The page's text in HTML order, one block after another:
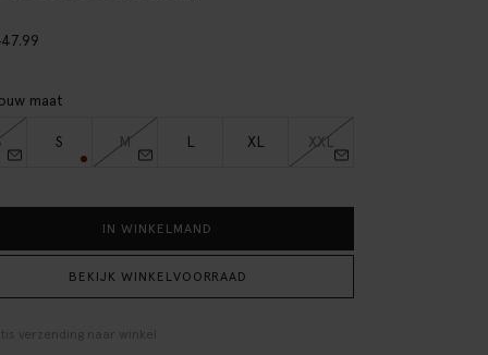
47.99
maat
S M L XL XXL
IN WINKELMAND
BEKIJK WINKELVOORRAAD
verzending naar winkel